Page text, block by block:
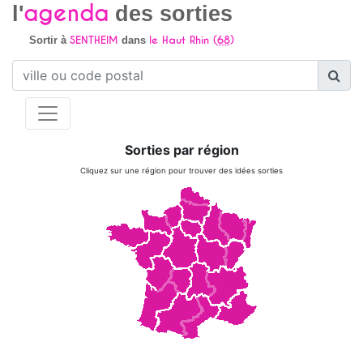
l'agenda des sorties
Sortir à SENTHEIM dans le Haut Rhin (68)
Sorties par région
Cliquez sur une région pour trouver des idées sorties